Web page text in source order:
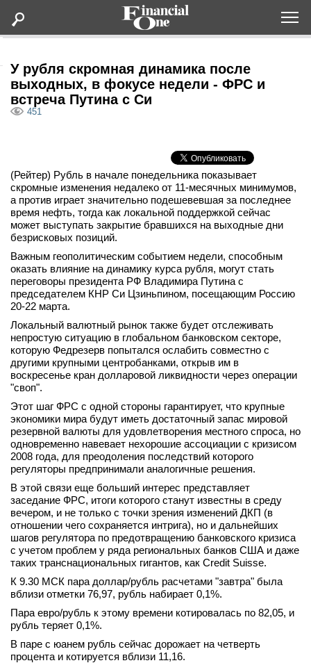
Статьи
Lifestyle
Мероприятия
Интервью
вконтакте
телеграм
Стать автором
У рубля скромная динамика после
выходных, в фокусе недели - ФРС и
встреча Путина с Си
451
(Рейтер) Рубль в начале понедельника показывает
скромные изменения недалеко от 11-месячных минимумов,
а против играет значительно подешевевшая за последнее
время нефть, тогда как локальной поддержкой сейчас
может выступать закрытие бравшихся на выходные дни
безрисковых позиций.
Важным геополитическим событием недели, способным
оказать влияние на динамику курса рубля, могут стать
переговоры президента РФ Владимира Путина с
председателем КНР Си Цзиньпином, посещающим Россию
20-22 марта.
Локальный валютный рынок также будет отслеживать
непростую ситуацию в глобальном банковском секторе,
которую Федрезерв попытался ослабить совместно с
другими крупными центробанками, открыв им в
воскресенье кран долларовой ликвидности через операции
"своп".
Этот шаг ФРС с одной стороны гарантирует, что крупные
экономики мира будут иметь достаточный запас мировой
резервной валюты для удовлетворения местного спроса, но
одновременно навевает нехорошие ассоциации с кризисом
2008 года, для преодоления последствий которого
регуляторы предпринимали аналогичные решения.
В этой связи еще больший интерес представляет
заседание ФРС, итоги которого станут известны в среду
вечером, и не только с точки зрения изменений ДКП (в
отношении чего сохраняется интрига), но и дальнейших
шагов регулятора по предотвращению банковского кризиса
с учетом проблем у ряда региональных банков США и даже
таких транснациональных гигантов, как Credit Suisse.
К 9.30 МСК пара доллар/рубль расчетами "завтра" была
вблизи отметки 76,97, рубль набирает 0,1%.
Пара евро/рубль к этому времени котировалась по 82,05, и
рубль теряет 0,1%.
В паре с юанем рубль сейчас дорожает на четверть
процента и котируется вблизи 11,16.